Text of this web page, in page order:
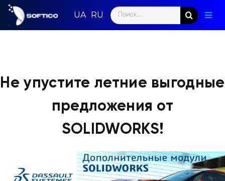
Skip
content
Search
for:
Не упустите летние выгодные
предложения от
SOLIDWORKS!